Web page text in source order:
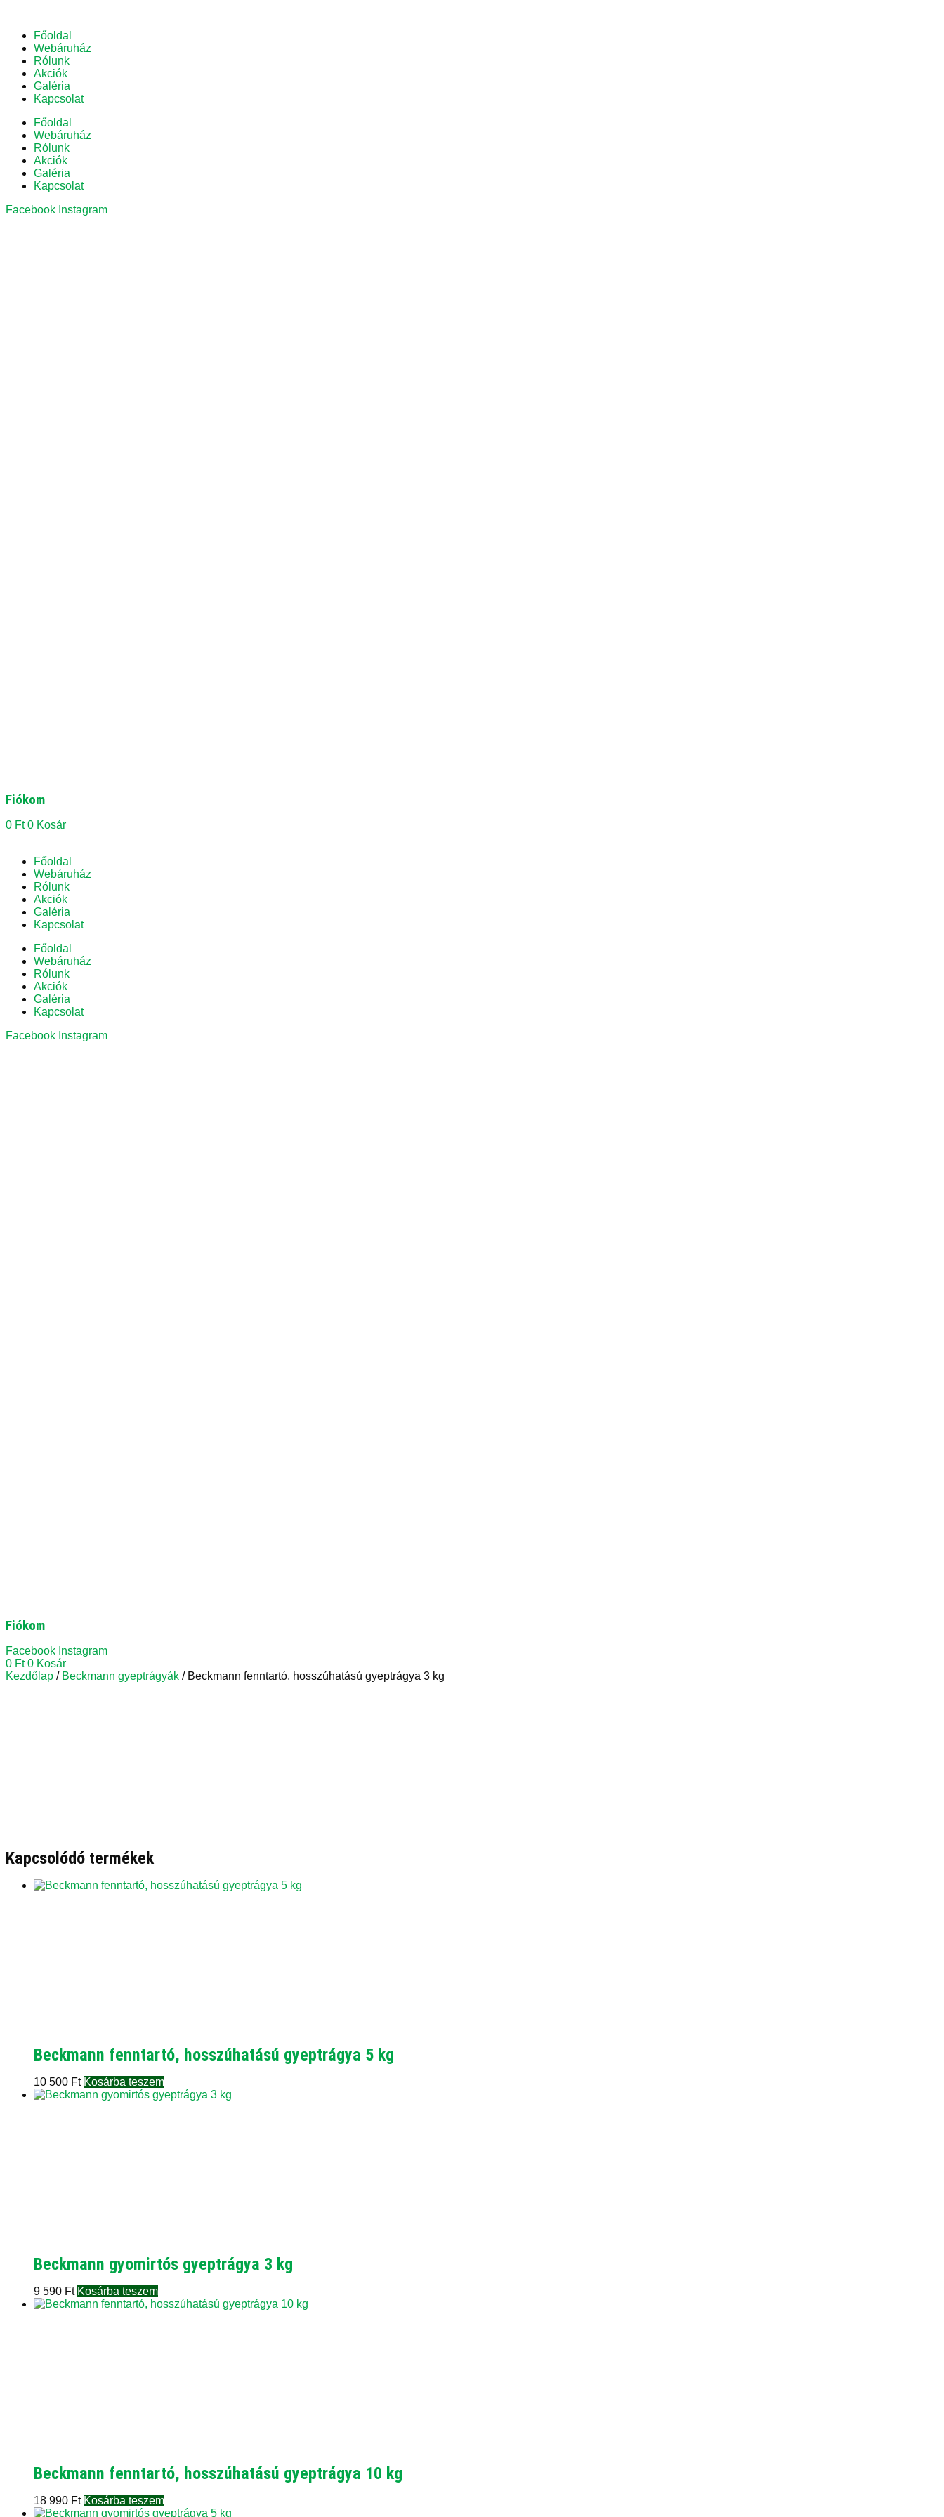
Főoldal
Webáruház
Rólunk
Akciók
Galéria
Kapcsolat
Főoldal
Webáruház
Rólunk
Akciók
Galéria
Kapcsolat
Facebook Instagram
Fiókom
0 Ft 0 Kosár
Főoldal
Webáruház
Rólunk
Akciók
Galéria
Kapcsolat
Főoldal
Webáruház
Rólunk
Akciók
Galéria
Kapcsolat
Facebook Instagram
Fiókom
Facebook Instagram
0 Ft 0 Kosár
Kezdőlap / Beckmann gyeptrágyák / Beckmann fenntartó, hosszúhatású gyeptrágya 3 kg
Kapcsolódó termékek
Beckmann fenntartó, hosszúhatású gyeptrágya 5 kg
10 500 Ft Kosárba teszem
Beckmann gyomirtós gyeptrágya 3 kg
9 590 Ft Kosárba teszem
Beckmann fenntartó, hosszúhatású gyeptrágya 10 kg
18 990 Ft Kosárba teszem